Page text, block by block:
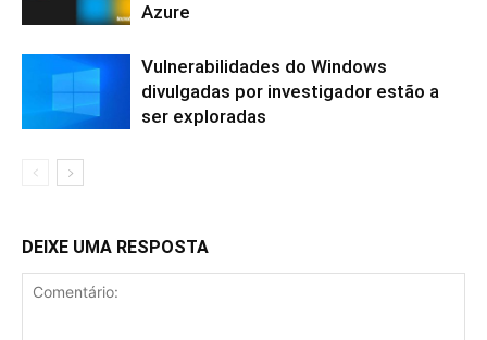
Azure
Vulnerabilidades do Windows
divulgadas por investigador estão a
ser exploradas
DEIXE UMA RESPOSTA